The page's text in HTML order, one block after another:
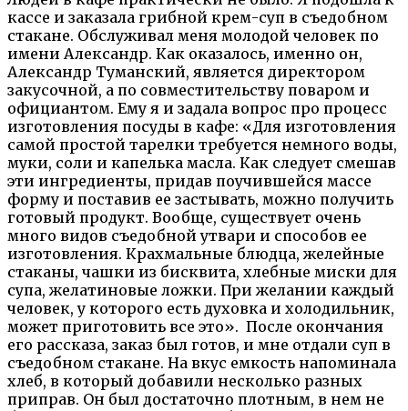
кассе и заказала грибной крем-суп в съедобном
стакане. Обслуживал меня молодой человек по
имени Александр. Как оказалось, именно он,
Александр Туманский, является директором
закусочной, а по совместительству поваром и
официантом. Ему я и задала вопрос про процесс
изготовления посуды в кафе: «Для изготовления
самой простой тарелки требуется немного воды,
муки, соли и капелька масла. Как следует смешав
эти ингредиенты, придав поучившейся массе
форму и поставив ее застывать, можно получить
готовый продукт. Вообще, существует очень
много видов съедобной утвари и способов ее
изготовления. Крахмальные блюдца, желейные
стаканы, чашки из бисквита, хлебные миски для
супа, желатиновые ложки. При желании каждый
человек, у которого есть духовка и холодильник,
может приготовить все это». После окончания
его рассказа, заказ был готов, и мне отдали суп в
съедобном стакане. На вкус емкость напоминала
хлеб, в который добавили несколько разных
приправ. Он был достаточно плотным, в нем не